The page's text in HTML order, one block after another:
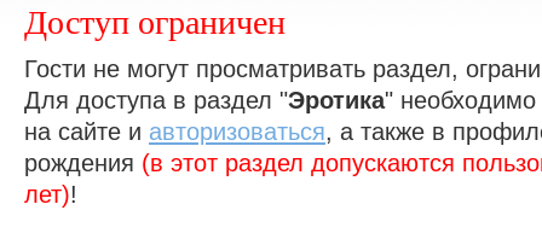
Доступ ограничен
Гости не могут просматривать раздел,
Для доступа в раздел "Эротика" необходимо
на сайте и авторизоваться, а также в
рождения (в этот раздел допускаются
лет)!